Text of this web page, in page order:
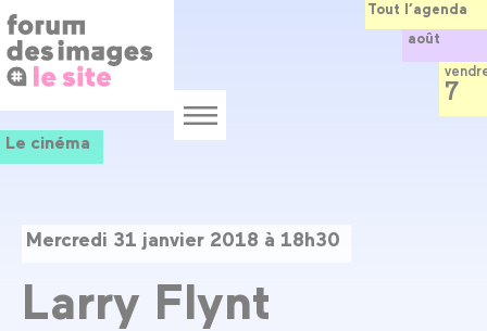
au
contenu
principal
Menu
Le cinéma
Mercredi 31 janvier 2018 à 18h30
Larry Flynt
Tout l’agenda
août
7